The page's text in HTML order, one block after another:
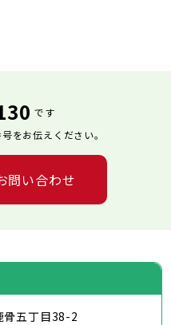
骨五丁目38-2
です
をお伝えください。
問い合わせ